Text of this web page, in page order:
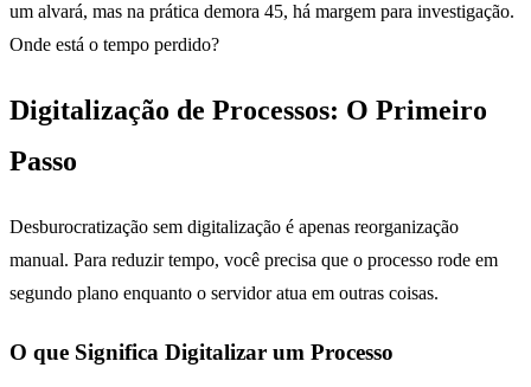
um alvará, mas na prática demora 45, há margem para investigação.
Onde está o tempo perdido?
Digitalização de Processos: O Primeiro
Passo
Desburocratização sem digitalização é apenas reorganização
manual. Para reduzir tempo, você precisa que o processo rode em
segundo plano enquanto o servidor atua em outras coisas.
O que Significa Digitalizar um Processo